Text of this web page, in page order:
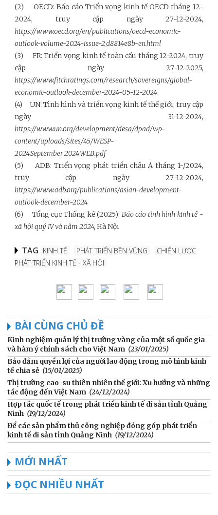
(2) OECD: Báo cáo Triển vọng kinh tế OECD tháng 12-
2024, truy cập ngày 27-12-2024,
https://www.oecd.org/en/publications/oecd-economic-
outlook-volume-2024-issue-2_d8814e8b-en.html
(3) FR: Triển vọng kinh tế toàn cầu tháng 12-2024, truy
cập ngày 27-12-2025,
https://www.fitchratings.com/research/sovereigns/global-
economic-outlook-december-2024-05-12-2024
(4) UN: Tình hình và triển vọng kinh tế thế giới, truy cập
ngày 31-12-2024,
https://www.un.org/development/desa/dpad/wp-
content/uploads/sites/45/WESP-
2024_September_2024_WEB.pdf
(5) ADB: Triển vọng phát triển châu Á tháng 1-/2024,
truy cập ngày 27-12-2024,
https://www.adb.org/publications/asian-development-
outlook-december-2024
(6) Tổng cục Thống kê (2025): Báo cáo tình hình kinh tế -
xã hội quý IV và năm 2024, Hà Nội
TAG KINH TẾ PHÁT TRIỂN BỀN VỮNG
CHIẾN LƯỢC
PHÁT TRIỂN KINH TẾ - XÃ HỘI
BÀI CÙNG CHỦ ĐỀ
Kinh nghiệm quản lý thị trường vàng của một số quốc gia
và hàm ý chính sách cho Việt Nam (23/01/2025)
Bảo đảm quyền lợi của người lao động trong mô hình kinh
tế chia sẻ (15/01/2025)
Thị trường cao-su thiên nhiên thế giới: Xu hướng và những
tác động đến Việt Nam (24/12/2024)
Hợp tác quốc tế trong phát triển kinh tế di sản tỉnh Quảng
Ninh (19/12/2024)
Để các sản phẩm thủ công nghiệp đóng góp phát triển
kinh tế di sản tỉnh Quảng Ninh (19/12/2024)
MỚI NHẤT
ĐỌC NHIỀU NHẤT